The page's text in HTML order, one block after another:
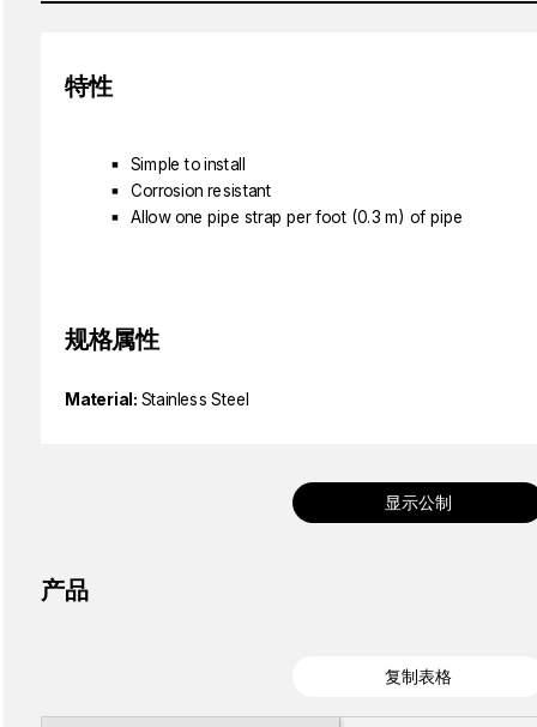
特性
Simple to install
Corrosion resistant
Allow one pipe strap per foot (0.3 m) of pipe
规格属性
Material: Stainless Steel
显示公制
产品
复制表格